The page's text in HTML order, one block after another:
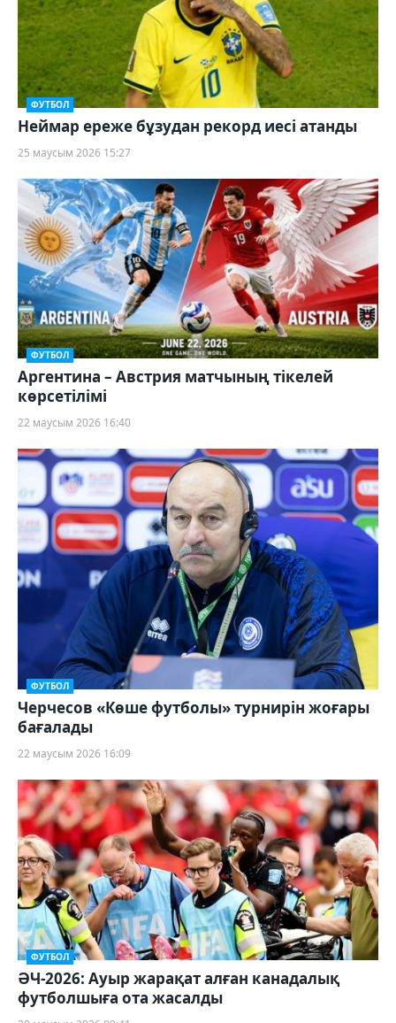
ФУТБОЛ
Неймар ереже бұзудан рекорд иесі атанды
25 маусым 2026 15:27
ФУТБОЛ
Аргентина – Австрия матчының тікелей
көрсетілімі
22 маусым 2026 16:40
ФУТБОЛ
Черчесов «Көше футболы» турнирін жоғары
бағалады
22 маусым 2026 16:09
ФУТБОЛ
ӘЧ-2026: Ауыр жарақат алған канадалық
футболшыға ота жасалды